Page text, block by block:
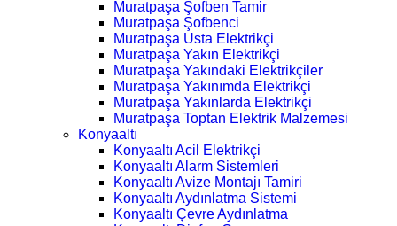
Muratpaşa Şofben Tamir
Muratpaşa Şofbenci
Muratpaşa Usta Elektrikçi
Muratpaşa Yakın Elektrikçi
Muratpaşa Yakındaki Elektrikçiler
Muratpaşa Yakınımda Elektrikçi
Muratpaşa Yakınlarda Elektrikçi
Muratpaşa Toptan Elektrik Malzemesi
Konyaaltı
Konyaaltı Acil Elektrikçi
Konyaaltı Alarm Sistemleri
Konyaaltı Avize Montajı Tamiri
Konyaaltı Aydınlatma Sistemi
Konyaaltı Çevre Aydınlatma